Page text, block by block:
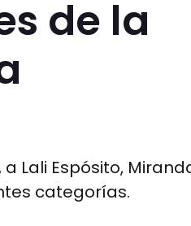
de la
Lali Espósito,
categorías.